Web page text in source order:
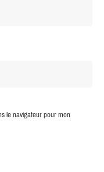
le navigateur pour mon